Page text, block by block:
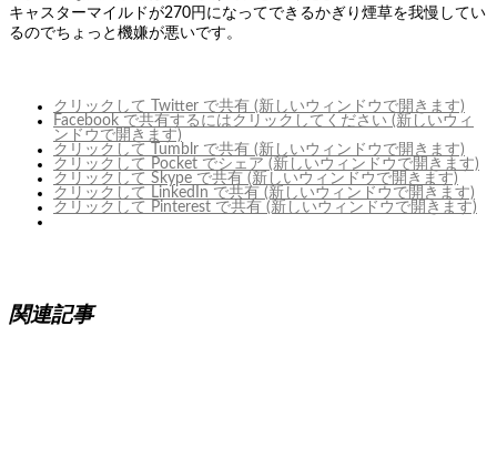
キャスターマイルドが270円になってできるかぎり煙草を我慢してい
るのでちょっと機嫌が悪いです。
クリックして Twitter で共有 (新しいウィンドウで開きます)
Facebook で共有するにはクリックしてください (新しいウィ
ンドウで開きます)
クリックして Tumblr で共有 (新しいウィンドウで開きます)
クリックして Pocket でシェア (新しいウィンドウで開きます)
クリックして Skype で共有 (新しいウィンドウで開きます)
クリックして LinkedIn で共有 (新しいウィンドウで開きます)
クリックして Pinterest で共有 (新しいウィンドウで開きます)
関連記事